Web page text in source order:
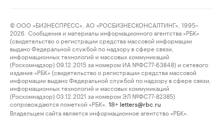
© ООО «БИЗНЕСПРЕСС», АО «РОСБИЗНЕСКОНСАЛТИНГ», 1995–
2026. Сообщения и материалы информационного агентства «РБК»
(свидетельство о регистрации средства массовой информации
выдано Федеральной службой по надзору в сфере связи,
информационных технологий и массовых коммуникаций
(Роскомнадзор) 09.12.2015 за номером ИА №ФС77-63848) и сетевого
издания «РБК» (свидетельство о регистрации средства массовой
информации выдано Федеральной службой по надзору в сфере связи,
информационных технологий и массовых коммуникаций
(Роскомнадзор) 03.12.2021 за номером ЭЛ №ФС77-82385)
сопровождаются пометкой «РБК».
18+ letters@rbc.ru
Владельцем сайта является информационное агентство «РБК».